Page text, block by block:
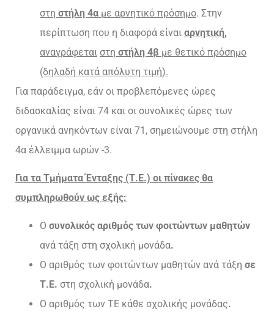
στη στήλη 4α με αρνητικό πρόσημο. Στην
περίπτωση που η διαφορά είναι αρνητική,
αναγράφεται στη στήλη 4β με θετικό πρόσημο
(δηλαδή κατά απόλυτη τιμή).
Για παράδειγμα, εάν οι προβλεπόμενες ώρες
διδασκαλίας είναι 74 και οι συνολικές ώρες των
οργανικά ανηκόντων είναι 71, σημειώνουμε στη στήλη
4α έλλειμμα ωρών -3.
Για τα Τμήματα Ένταξης (Τ.Ε.) οι πίνακες θα
συμπληρωθούν ως εξής:
Ο συνολικός αριθμός των φοιτώντων μαθητών
ανά τάξη στη σχολική μονάδα.
Ο αριθμός των φοιτώντων μαθητών ανά τάξη σε
Τ.Ε. στη σχολική μονάδα.
Ο αριθμός των ΤΕ κάθε σχολικής μονάδας.